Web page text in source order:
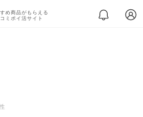
め商品がもらえる
ミポイ活サイト